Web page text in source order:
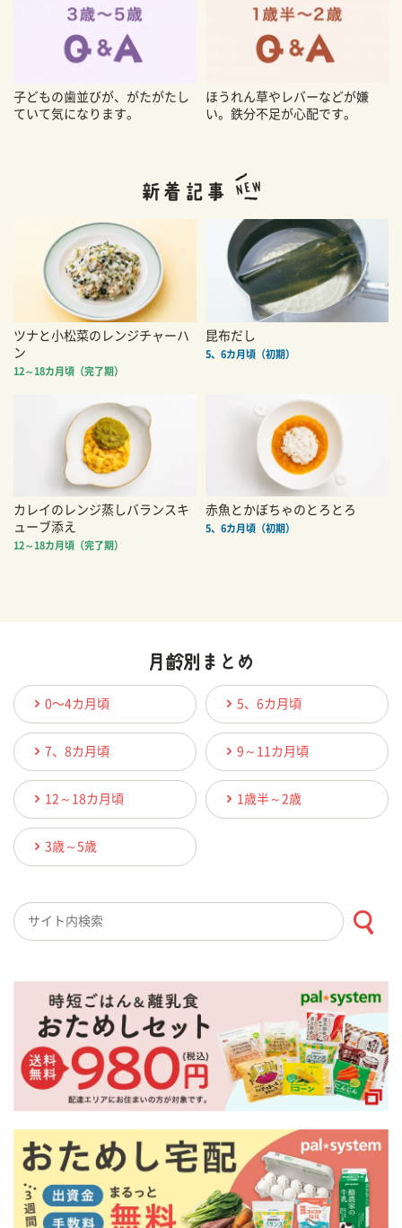
子どもの歯並びが、がたがたし
ていて気になります。
ほうれん草やレバーなどが嫌
い。鉄分不足が心配です。
ツナと小松菜のレンジチャーハ
ン
12～18カ月頃（完了期）
昆布だし
5、6カ月頃（初期）
カレイのレンジ蒸しバランスキ
ューブ添え
12～18カ月頃（完了期）
赤魚とかぼちゃのとろとろ
5、6カ月頃（初期）
0〜4カ月頃 5、6カ月頃
7、8カ月頃 9～11カ月頃
12～18カ月頃 1歳半～2歳
3歳～5歳
検索キーワード入力